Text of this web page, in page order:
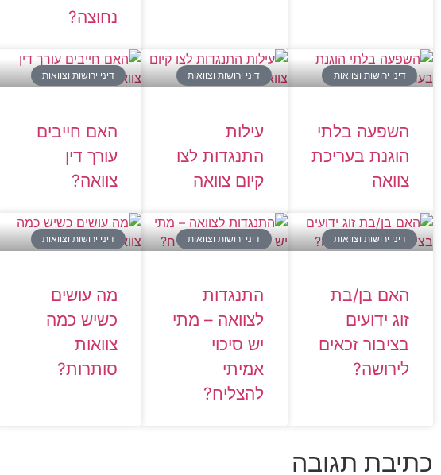
נחוצה?
דיני ירושות וצוואות
השפעה בלתי
הוגנת בעריכת
צוואה
דיני ירושות וצוואות
עילות
התנגדות לצו
קיום צוואה
דיני ירושות וצוואות
האם חייבים
עורך דין
צוואה?
דיני ירושות וצוואות
האם בן/בת
זוג ידועים
בציבור זכאים
לירושה?
דיני ירושות וצוואות
התנגדות
לצוואה – מתי
יש סיכוי
אמיתי
להצליח?
דיני ירושות וצוואות
מה עושים
כשיש כמה
צוואות
סותרות?
כתיבת תגובה